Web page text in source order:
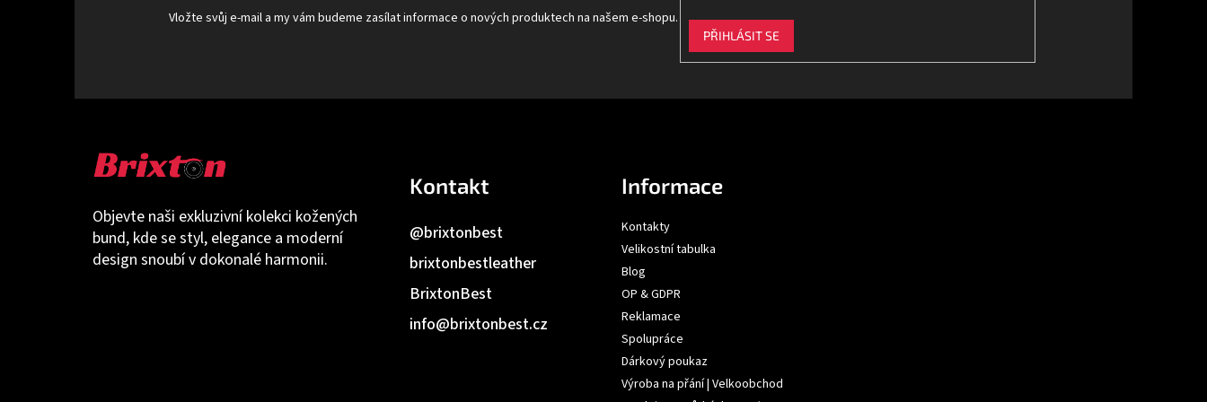
Objevte naši exkluzivní kolekci kožených
bund, kde se styl, elegance a moderní
design snoubí v dokonalé harmonii.
Kontakt
info@brixtonbest.cz
BrixtonBest
brixtonbestleather
@brixtonbest
Informace
Kontakty
Velikostní tabulka
Blog
OP & GDPR
Reklamace
Spolupráce
Dárkový poukaz
Výroba na přání | Velkoobchod
Vložte svůj e-mail a my vám budeme zasílat informace o nových produktech na našem e-shopu.
PŘIHLÁSIT SE